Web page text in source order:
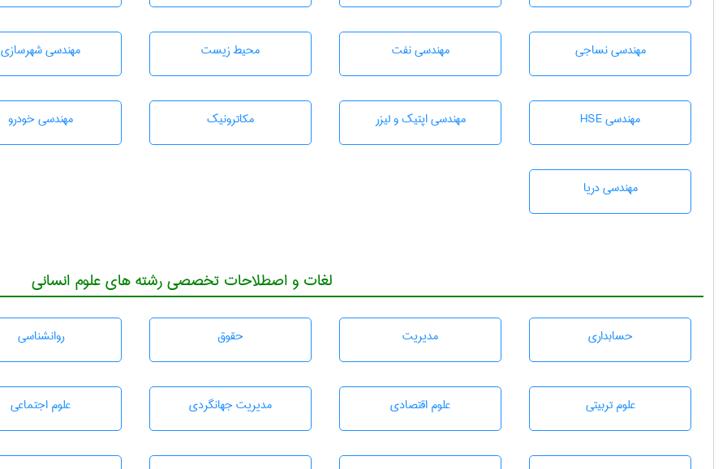
مهندسي نساجی مهندسی نفت محيط زيست مهندسی شهرسازی
مهندسی HSE مهندسی اپتیک و لیزر مکاترونیک مهندسی خودرو
مهندسی دریا
لغات و اصطلاحات تخصصی رشته های علوم انسانی
حسابداری مديريت حقوق روانشناسی
علوم تربيتی علوم اقتصادی مديريت جهانگردی علوم اجتماعی